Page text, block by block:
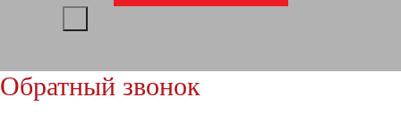
Обратный звонок